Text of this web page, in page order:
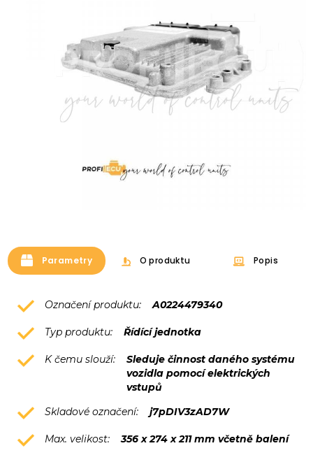
Parametry O produktu Popis
Označení produktu: A0224479340
Typ produktu: Řídící jednotka
K čemu slouží:
Sleduje činnost daného systému
vozidla pomocí elektrických
vstupů
Skladové označení:
j7pDIV3zAD7W
Max. velikost: 356 x 274 x 211 mm včetně balení